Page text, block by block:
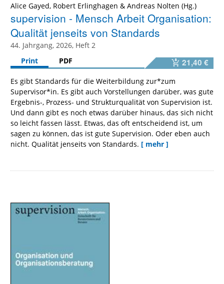
Alice Gayed, Robert Erlinghagen & Andreas Nolten
supervision - Mensch Arbeit Organisation:
Qualität jenseits von Standards
44. Jahrgang, 2026, Heft 2
Print
PDF 21,40 €
Es gibt Standards für die Weiterbildung zur*zum
Supervisor*in. Es gibt auch Vorstellungen darüber, was gute
Ergebnis-, Prozess- und Strukturqualität von Supervision ist.
Und dann gibt es noch etwas darüber hinaus, das sich nicht
so leicht fassen lässt. Etwas, das oft entscheidend ist, um
sagen zu können, das ist gute Supervision. Oder eben auch
nicht. Qualität jenseits von Standards. [ mehr ]